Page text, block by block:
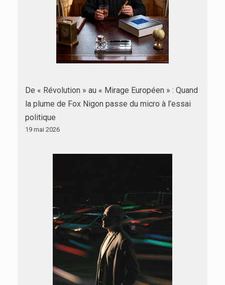
De « Révolution » au « Mirage Européen » : Quand
la plume de Fox Nigon passe du micro à l’essai
politique
19 mai 2026